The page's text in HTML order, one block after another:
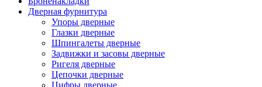
Дверная фурнитура
Упоры дверные
Глазки дверные
Шпингалеты дверные
Задвижки и засовы дверные
Ригеля дверные
Цепочки дверные
Цифры дверные